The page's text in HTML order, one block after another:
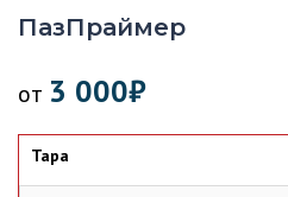
ПазПраймер
от 3 000₽
Тара